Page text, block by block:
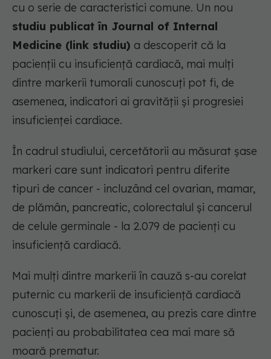
cu o serie de caracteristici comune. Un nou
studiu publicat în Journal of Internal
Medicine (link studiu) a descoperit că la
pacienții cu insuficiență cardiacă, mai mulți
dintre markerii tumorali cunoscuți pot fi, de
asemenea, indicatori ai gravității și progresiei
insuficienței cardiace.
În cadrul studiului, cercetătorii au măsurat șase
markeri care sunt indicatori pentru diferite
tipuri de cancer - incluzând cel ovarian, mamar,
de plămân, pancreatic, colorectalul și cancerul
de celule germinale - la 2.079 de pacienți cu
insuficiență cardiacă.
Mai mulți dintre markerii în cauză s-au corelat
puternic cu markerii de insuficiență cardiacă
cunoscuți și, de asemenea, au prezis care dintre
pacienți au probabilitatea cea mai mare să
moară prematur.